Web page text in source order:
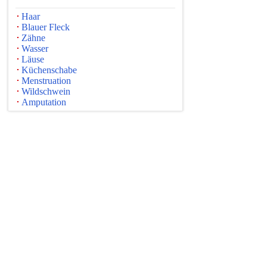
Haar
Blauer Fleck
Zähne
Wasser
Läuse
Küchenschabe
Menstruation
Wildschwein
Amputation